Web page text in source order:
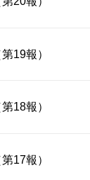
19報）
18報）
17報）